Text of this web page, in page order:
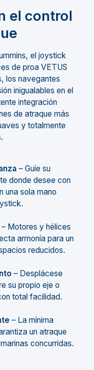
el control
el joystick
de proa VETUS
los navegantes
inigualables en el
integración
de atraque más
y totalmente
– Guíe su
donde desee con
una sola mano
– Motores y hélices
armonía para un
reducidos.
– Desplácese
su propio eje o
total facilidad.
– La mínima
un atraque
concurridas.